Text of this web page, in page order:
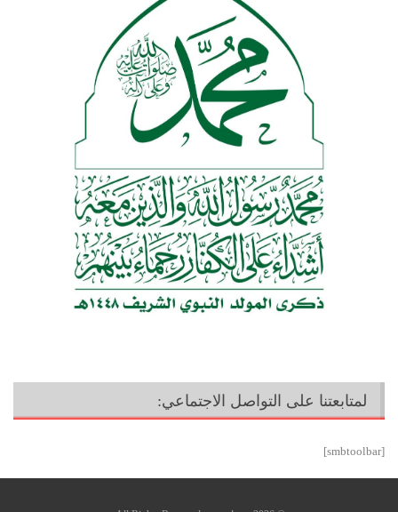
لمتابعتنا على التواصل الاجتماعي:
[smbtoolbar]